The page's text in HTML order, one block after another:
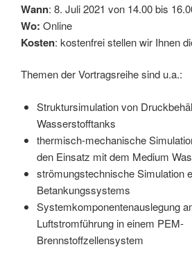
Wann: 8. Juli 2021 von 14.00 bis
Wo: Online
Kosten: kostenfrei stellen wir Ihnen
Themen der Vortragsreihe sind u.a.:
Struktursimulation von
Wasserstofftanks
thermisch-mechanische
den Einsatz mit dem Medium
strömungstechnische Simulation
Betankungssystems
Systemkomponentenauslegung
Luftstromführung in einem PEM-
Brennstoffzellensystem